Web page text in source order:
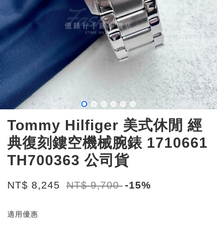
Tommy Hilfiger 美式休閒 經
典復刻鏤空機械腕錶 1710661
TH700363 公司貨
NT$ 8,245 NT$ 9,700 -15%
適用優惠